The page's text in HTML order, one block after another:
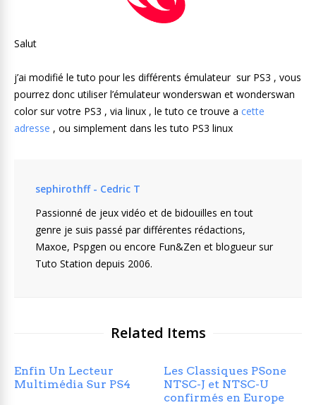
Salut
j’ai modifié le tuto pour les différents émulateur sur PS3 , vous
pourrez donc utiliser l’émulateur wonderswan et wonderswan
color sur votre PS3 , via linux , le tuto ce trouve a cette
adresse , ou simplement dans les tuto PS3 linux
sephirothff - Cedric T
Passionné de jeux vidéo et de bidouilles en tout
genre je suis passé par différentes rédactions,
Maxoe, Pspgen ou encore Fun&Zen et blogueur sur
Tuto Station depuis 2006.
Related Items
Enfin Un Lecteur
Multimédia Sur PS4
Les Classiques PSone
NTSC-J et NTSC-U
confirmés en Europe